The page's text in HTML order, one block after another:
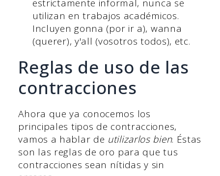
estrictamente informal, nunca se
utilizan en trabajos académicos.
Incluyen gonna (por ir a), wanna
(querer), y'all (vosotros todos), etc.
Reglas de uso de las
contracciones
Ahora que ya conocemos los
principales tipos de contracciones,
vamos a hablar de utilizarlos bien. Éstas
son las reglas de oro para que tus
contracciones sean nítidas y sin